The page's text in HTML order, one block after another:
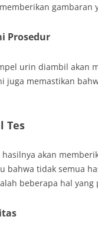
gambaran
Prosedur
urin diambil akan
juga memastikan
Tes
akan
bahwa tidak semua
beberapa hal